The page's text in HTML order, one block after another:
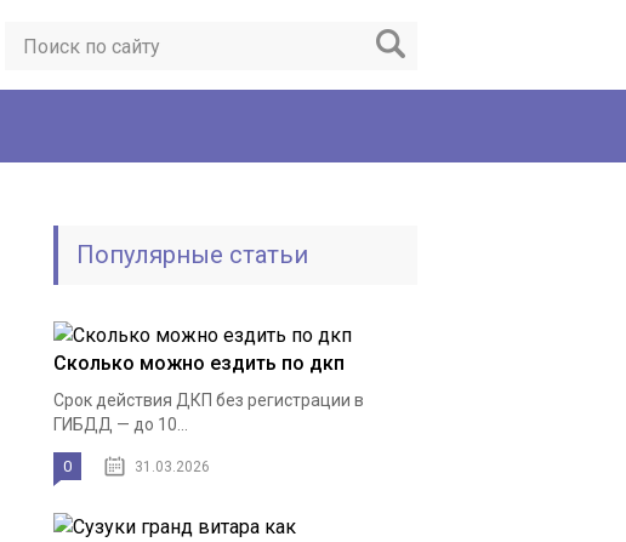
Популярные статьи
Сколько можно ездить по дкп
Срок действия ДКП без регистрации в
ГИБДД — до 10...
0 31.03.2026